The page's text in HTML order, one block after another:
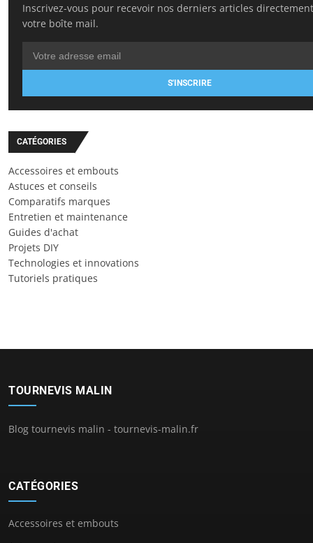
Inscrivez-vous pour recevoir nos derniers articles
votre boîte mail.
S'INSCRIRE
CATÉGORIES
Accessoires et embouts
Astuces et conseils
Comparatifs marques
Entretien et maintenance
Guides d'achat
Projets DIY
Technologies et innovations
Tutoriels pratiques
TOURNEVIS MALIN
Blog tournevis malin - tournevis-malin.fr
CATÉGORIES
Accessoires et embouts